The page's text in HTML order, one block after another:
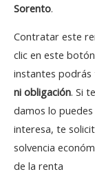
Sorento.
Contratar este
clic en este
instantes
ni obligación. Si
damos lo
interesa, te
solvencia
de la renta